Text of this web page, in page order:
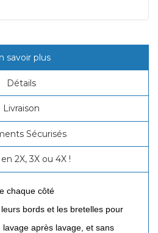
savoir plus
Détails
Livraison
Sécurisés
2X, 3X ou 4X !
chaque côté
bords et les bretelles pour
après lavage, et sans